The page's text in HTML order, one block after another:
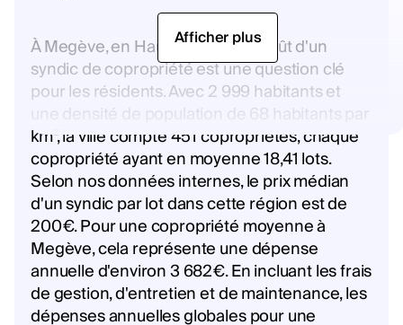
À Megève, en Haute-Savoie, le coût d'un
syndic de copropriété est une question clé
pour les résidents. Avec 2 999 habitants et
une densité de population de 68 habitants par
km², la ville compte 451 copropriétés, chaque
copropriété ayant en moyenne 18,41 lots.
Selon nos données internes, le prix médian
d'un syndic par lot dans cette région est de
200€. Pour une copropriété moyenne à
Megève, cela représente une dépense
annuelle d'environ 3 682€. En incluant les frais
de gestion, d'entretien et de maintenance, les
dépenses annuelles globales pour une
Afficher plus